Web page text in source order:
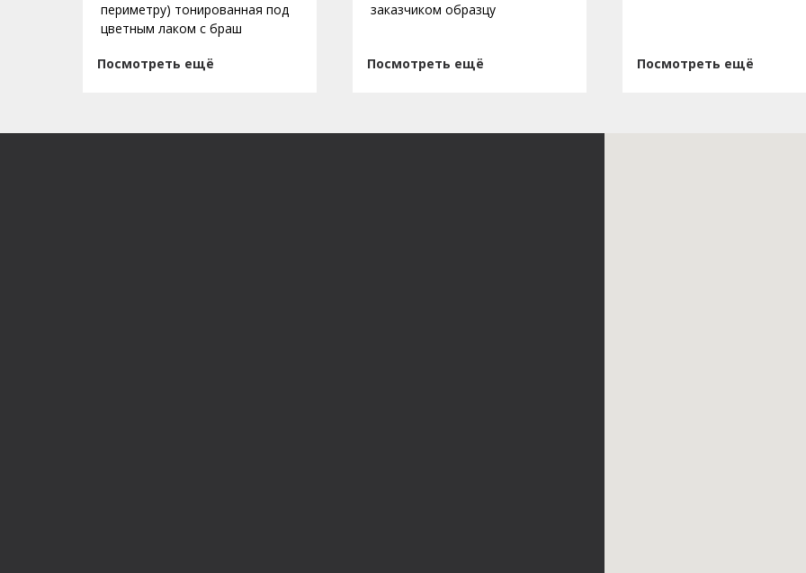
периметру) тонированная под
цветным лаком с браш
Посмотреть ещё
заказчиком образцу
Посмотреть ещё Посмотреть ещё